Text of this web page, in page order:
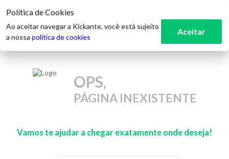
OPS,
PÁGINA INEXISTENTE
Vamos te ajudar a chegar exatamente onde deseja!
Política de Cookies
Ao aceitar navegar a Kickante, você está sujeito
a nossa política de cookies
Aceitar